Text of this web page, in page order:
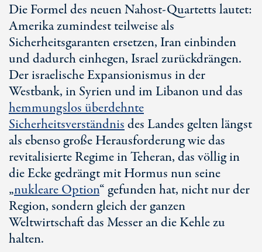
Die Formel des neuen Nahost-Quartetts lautet:
Amerika zumindest teilweise als
Sicherheitsgaranten ersetzen, Iran einbinden
und dadurch einhegen, Israel zurückdrängen.
Der israelische Expansionismus in der
Westbank, in Syrien und im Libanon und das
hemmungslos überdehnte
Sicherheitsverständnisdes Landes gelten längst
als ebenso große Herausforderung wie das
revitalisierte Regime in Teheran, das völlig in
die Ecke gedrängt mit Hormus nun seine
„nukleare Option“ gefunden hat, nicht nur der
Region, sondern gleich der ganzen
Weltwirtschaft das Messer an die Kehle zu
halten.